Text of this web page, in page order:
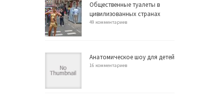
Общественные туалеты в
цивилизованных странах
49 комментариев
Анатомическое шоу для детей
16 комментариев